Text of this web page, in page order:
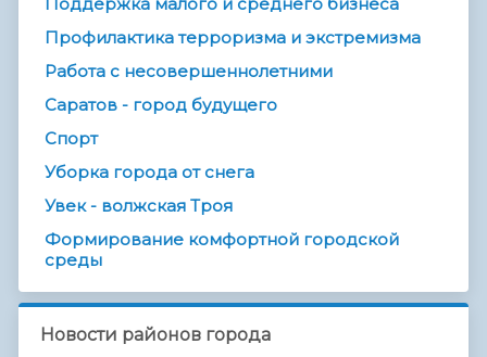
Профилактика терроризма и экстремизма
Работа с несовершеннолетними
Саратов - город будущего
Спорт
Уборка города от снега
Увек - волжская Троя
Формирование комфортной городской
среды
Новости районов города